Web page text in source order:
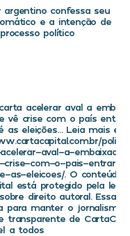
argentino confessa seu
e a intenção de
político
acelerar aval a
vê crise com o país
as eleições… Leia mais em
aval-a-
crise-com-o-pais-entrar-
as-eleicoes/. O conteúdo
está protegido pela
direito autoral. Essa
para manter o jornalismo
transparente de
a todos